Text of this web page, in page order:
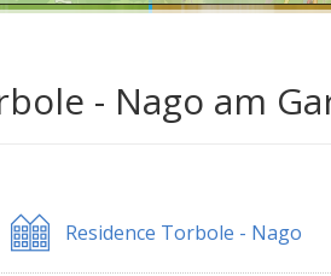
- Nago am
Residence Torbole - Nago